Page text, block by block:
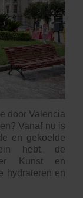
door Valencia
Vanaf nu is
en gekoelde
hebt, de
Kunst en
hydrateren en